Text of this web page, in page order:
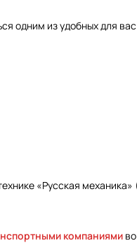
одним из удобных для
«Русская
компаниями